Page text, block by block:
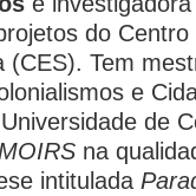
do
(CES). Tem
e
de
na
intitulada